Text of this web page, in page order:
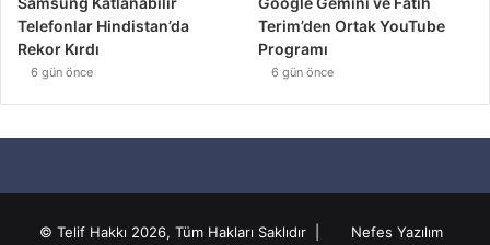
Telefonlar Hindistan’da
Rekor Kırdı
6 gün önce
Terim’den Ortak YouTube
Programı
6 gün önce
© Telif Hakkı 2026, Tüm Hakları Saklıdır | Nefes Yazılım